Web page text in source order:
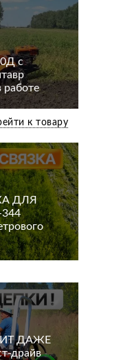
с
работе
к товару
ДЛЯ
ДАЖЕ
драйв